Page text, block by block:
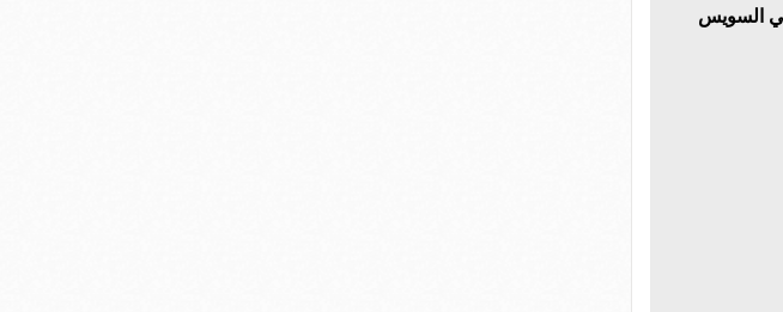
السويس